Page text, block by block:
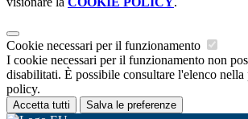
Cookie necessari per il funzionamento
I cookie necessari per il funzionamento non
disabilitati. È possibile consultare l'elenco
policy.
Accetta tutti Salva le preferenze